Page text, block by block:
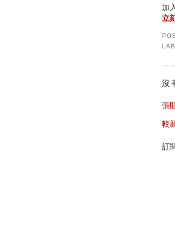
加
立
沒
張
較
訂